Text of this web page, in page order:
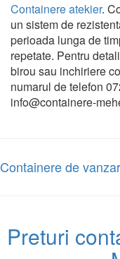
Containere atekier.
un sistem de
perioada lunga de
repetate. Pentru
birou sau inchiriere
numarul de telefon
info@containere-
Containere de
Preturi